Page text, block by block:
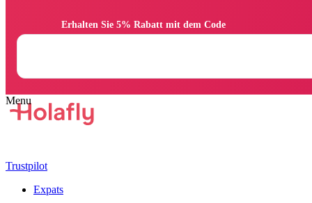
Trustpilot
Expats